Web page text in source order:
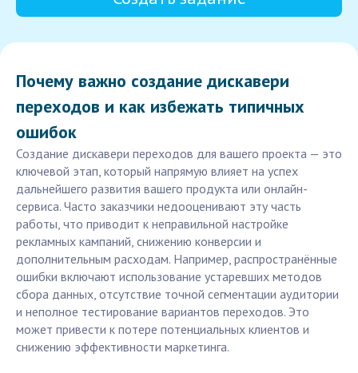
Почему важно создание дискавери
переходов и как избежать типичных
ошибок
Создание дискавери переходов для вашего проекта — это
ключевой этап, который напрямую влияет на успех
дальнейшего развития вашего продукта или онлайн-
сервиса. Часто заказчики недооценивают эту часть
работы, что приводит к неправильной настройке
рекламных кампаний, снижению конверсии и
дополнительным расходам. Например, распространённые
ошибки включают использование устаревших методов
сбора данных, отсутствие точной сегментации аудитории
и неполное тестирование вариантов переходов. Это
может привести к потере потенциальных клиентов и
снижению эффективности маркетинга.